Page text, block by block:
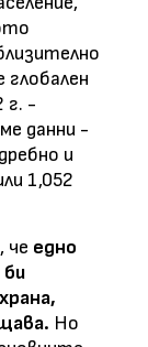
г. -
данни -
и
1,052
че едно
Но